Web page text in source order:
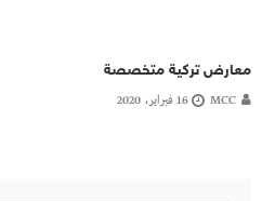
معارض تركية متخصصة
MCC 16 فبراير، 2020